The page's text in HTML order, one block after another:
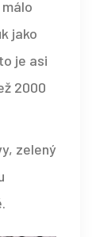
jako
je asi
2000
zelený